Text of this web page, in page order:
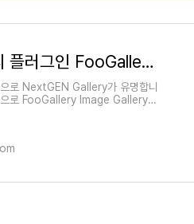
워드프레스 갤러리 플러그인 FooGallery Image Gallery - 워드프레스 정보꾸러미
로 NextGEN Gallery가 유명합니
으로 FooGallery Image Gallery가